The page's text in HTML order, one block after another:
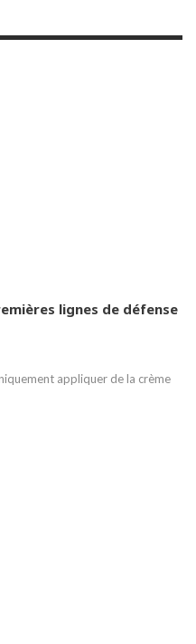
lignes de défense
appliquer de la crème